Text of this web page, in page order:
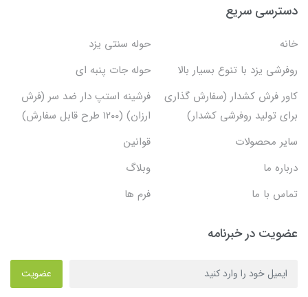
دسترسی سریع
خانه
حوله سنتی یزد
روفرشی یزد با تنوع بسیار بالا
حوله جات پنبه ای
کاور فرش کشدار (سفارش گذاری
برای تولید روفرشی کشدار)
فرشینه استپ دار ضد سر (فرش
ارزان) (۱۲۰۰ طرح قابل سفارش)
سایر محصولات
قوانین
درباره ما
وبلاگ
تماس با ما
فرم ها
عضویت در خبرنامه
عضویت